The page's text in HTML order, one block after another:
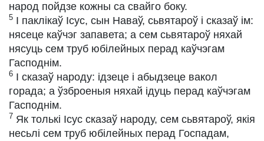
народ пойдзе кожны са свайго боку.
5 І паклікаў Ісус, сын Наваў, сьвятароў і сказаў ім:
нясеце каўчэг запавета; а сем сьвятароў няхай
нясуць сем труб юбілейных перад каўчэгам
Гасподнім.
6 І сказаў народу: ідзеце і абыдзеце вакол
горада; а ўзброеныя няхай ідуць перад каўчэгам
Гасподнім.
7 Як толькі Ісус сказаў народу, сем сьвятароў, якія
несьлі сем труб юбілейных перад Госпадам,